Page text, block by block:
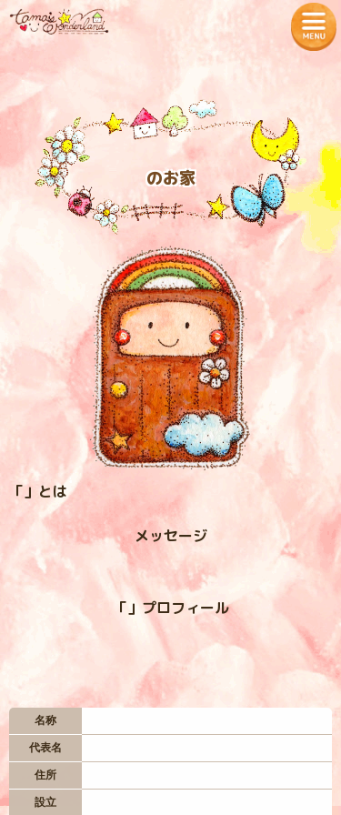
— Tamaʼs Wonderland —
TOPページ プロフィール
魔法の教室 各種商品の販売
タマちゃん神社 入居者様の声
お知らせ 特定商取引法に基づく表記
入居をご希望の方へ プライバシーポリシー
入居お申込み
お問い合わせ
— 居住地区 —
四つ葉村
虹の谷
星空台
妖精の森
のお家
「」とは
メッセージ
「」プロフィール
名称
代表名
住所
設立